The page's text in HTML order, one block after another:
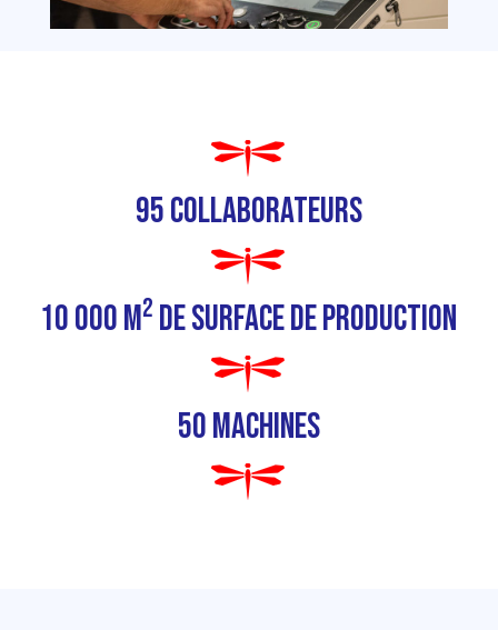
95 collaborateurs
10 000 m2 de surface de production
50 machines